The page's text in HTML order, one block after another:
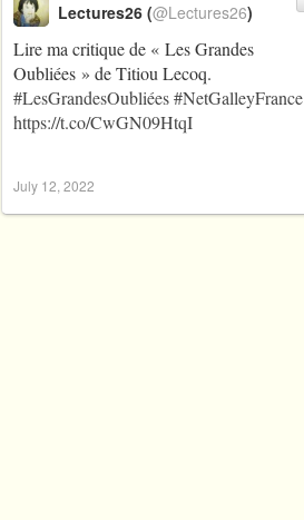
Lire ma critique de « Les Grandes
Oubliées » de Titiou Lecoq.
#LesGrandesOubliées#NetGalleyFrance
https://t.co/CwGN09HtqI
Lectures26 (@Lectures26)
July 12, 2022